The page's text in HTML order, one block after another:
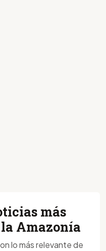
más
Amazonía
lo más relevante de